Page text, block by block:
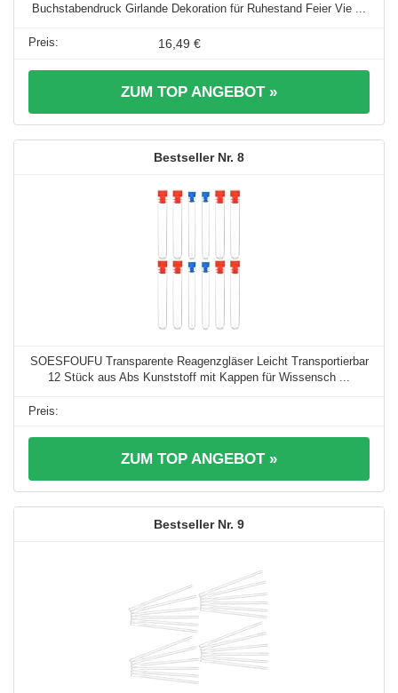
Buchstabendruck Girlande Dekoration für Ruhestand Feier Vie ...
16,49 €
ZUM TOP ANGEBOT »
8
SOESFOUFU Transparente Reagenzgläser Leicht Transportierbar
12 Stück aus Abs Kunststoff mit Kappen für Wissensch ...
ZUM TOP ANGEBOT »
9